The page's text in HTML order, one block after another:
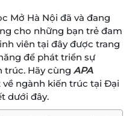
Mở Hà Nội đã và đang
cho những bạn trẻ đam
viên tại đây được trang
để phát triển sự
trúc. Hãy cùng APA
ngành kiến trúc tại Đại
dưới đây.